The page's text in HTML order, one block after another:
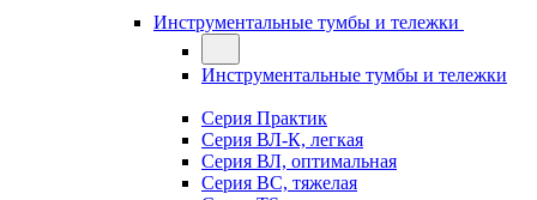
Инструментальные тумбы и тележки
Инструментальные тумбы и тележки
Серия Практик
Серия ВЛ-К, легкая
Серия ВЛ, оптимальная
Серия ВС, тяжелая